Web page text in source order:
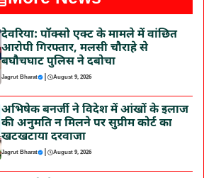
देवरिया: पॉक्सो एक्ट के मामले में वांछित
आरोपी गिरफ्तार, मलसी चौराहे से
बघौचघाट पुलिस ने दबोचा
Jagrut Bharat | August 9, 2026
अभिषेक बनर्जी ने विदेश में आंखों के इलाज
की अनुमति न मिलने पर सुप्रीम कोर्ट का
खटखटाया दरवाजा
Jagrut Bharat | August 9, 2026